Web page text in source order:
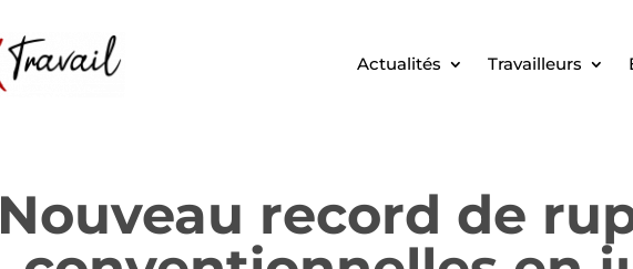
Actualités Travailleurs
Nouveau record de